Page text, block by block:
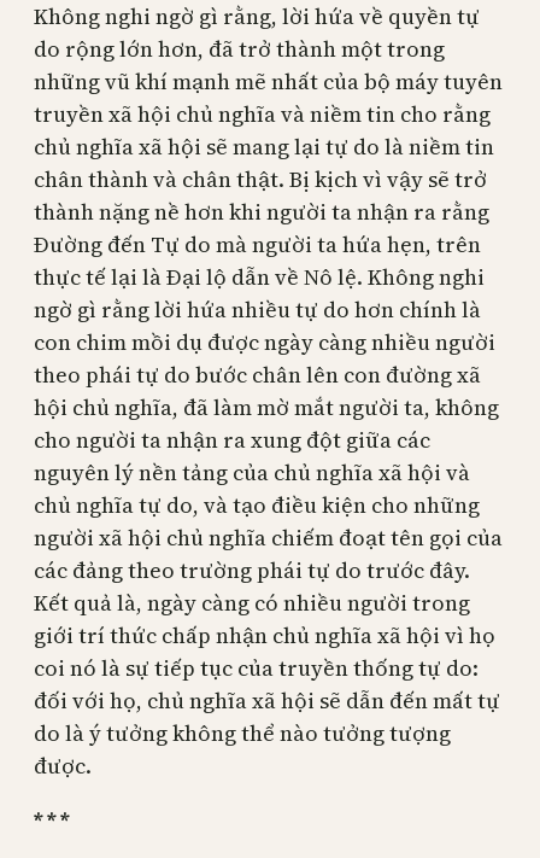
Không nghi ngờ gì rằng, lời hứa về quyền tự
do rộng lớn hơn, đã trở thành một trong
những vũ khí mạnh mẽ nhất của bộ máy tuyên
truyền xã hội chủ nghĩa và niềm tin cho rằng
chủ nghĩa xã hội sẽ mang lại tự do là niềm tin
chân thành và chân thật. Bị kịch vì vậy sẽ trở
thành nặng nề hơn khi người ta nhận ra rằng
Đường đến Tự do mà người ta hứa hẹn, trên
thực tế lại là Đại lộ dẫn về Nô lệ. Không nghi
ngờ gì rằng lời hứa nhiều tự do hơn chính là
con chim mồi dụ được ngày càng nhiều người
theo phái tự do bước chân lên con đường xã
hội chủ nghĩa, đã làm mờ mắt người ta, không
cho người ta nhận ra xung đột giữa các
nguyên lý nền tảng của chủ nghĩa xã hội và
chủ nghĩa tự do, và tạo điều kiện cho những
người xã hội chủ nghĩa chiếm đoạt tên gọi của
các đảng theo trường phái tự do trước đây.
Kết quả là, ngày càng có nhiều người trong
giới trí thức chấp nhận chủ nghĩa xã hội vì họ
coi nó là sự tiếp tục của truyền thống tự do:
đối với họ, chủ nghĩa xã hội sẽ dẫn đến mất tự
do là ý tưởng không thể nào tưởng tượng
được.
* * *